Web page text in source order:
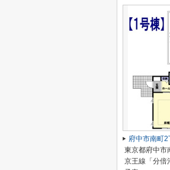
府中市南町
東京都府中市
京王線「分倍